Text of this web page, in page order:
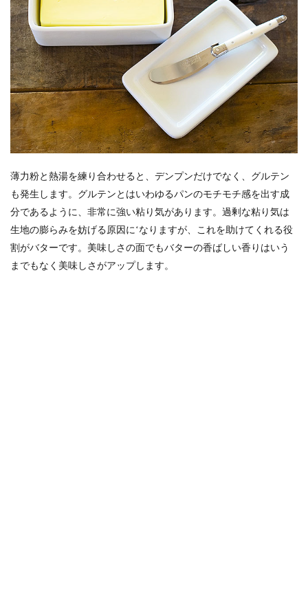
薄力粉と熱湯を練り合わせると、デンプンだけでなく、グルテン
も発生します。グルテンとはいわゆるパンのモチモチ感を出す成
分であるように、非常に強い粘り気があります。過剰な粘り気は
生地の膨らみを妨げる原因に‘なりますが、これを助けてくれる役
割がバターです。美味しさの面でもバターの香ばしい香りはいう
までもなく美味しさがアップします。